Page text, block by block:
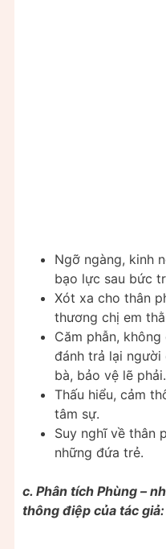
Ngỡ ngàng, kinh
bạo lực sau bức
Xót xa cho thân
thương chị em
Căm phẫn,
đánh trả lại
bà, bảo vệ lẽ phải.
Thấu hiểu, cảm
tâm sự.
Suy nghĩ về thân
những đứa trẻ.
c. Phân tích Phùng –
thông điệp của tác giả: